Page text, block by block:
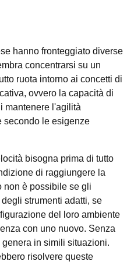
hanno fronteggiato diverse
concentrarsi su un
ruota intorno ai concetti di
ovvero la capacità di
mantenere l'agilità
secondo le esigenze
bisogna prima di tutto
di raggiungere la
non è possibile se gli
strumenti adatti, se
del loro ambiente
con uno nuovo. Senza
in simili situazioni.
risolvere queste